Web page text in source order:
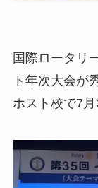
国際ロータリ
ト年次大会が
ホスト校で7月